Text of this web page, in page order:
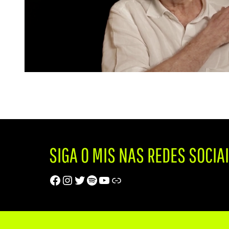
SIGA O MIS NAS REDES
Facebook
Instagram
Twitter
Spotify
Youtube
Trip Advisor